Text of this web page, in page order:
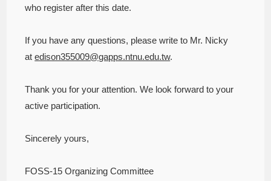
who register after this date.
If you have any questions, please write to Mr. Nicky
atedison355009@gapps.ntnu.edu.tw.
Thank you for your attention. We look forward to your
active participation.
Sincerely yours,
FOSS-15 Organizing Committee